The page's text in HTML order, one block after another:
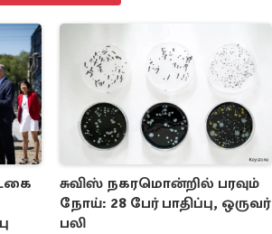
சுவிஸ் நகரமொன்றில் பரவும்
நோய்: 28 பேர் பாதிப்பு, ஒருவர்
பலி